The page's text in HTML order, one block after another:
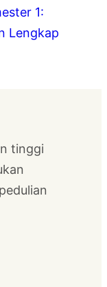
1:
Lengkap
tinggi